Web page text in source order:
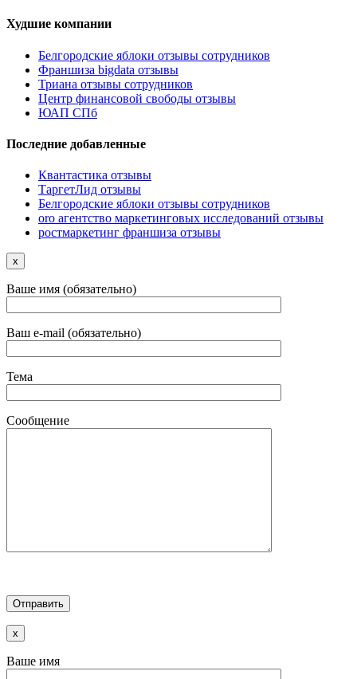
Худшие компании
Белгородские яблоки отзывы сотрудников
Франшиза bigdata отзывы
Триана отзывы сотрудников
Центр финансовой свободы отзывы
ЮАП СПб
Последние добавленные
Квантастика отзывы
ТаргетЛид отзывы
Белгородские яблоки отзывы сотрудников
oro агентство маркетинговых исследований отзывы
ростмаркетинг франшиза отзывы
x
Ваше имя (обязательно)
Ваш e-mail (обязательно)
Тема
Сообщение
x
Ваше имя